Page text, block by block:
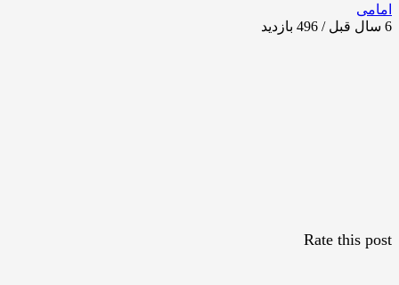
امامی
6 سال قبل / 496
بازدید
Rate this post